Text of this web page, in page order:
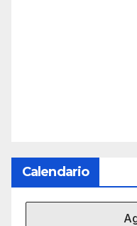
Calendario